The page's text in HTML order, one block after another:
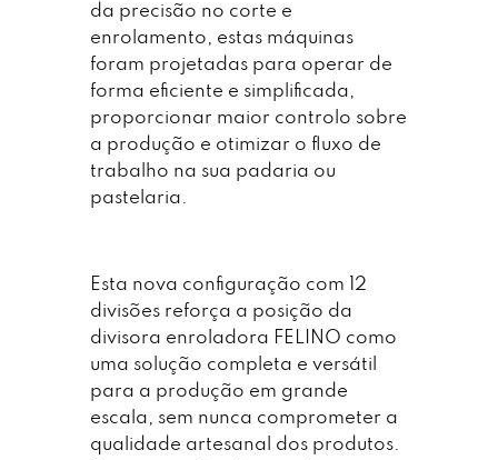
da precisão no corte e
enrolamento, estas máquinas
foram projetadas para operar de
forma eficiente e simplificada,
proporcionar maior controlo sobre
a produção e otimizar o fluxo de
trabalho na sua padaria ou
pastelaria.
Esta nova configuração com 12
divisões reforça a posição da
divisora enroladora FELINO como
uma solução completa e versátil
para a produção em grande
escala, sem nunca comprometer a
qualidade artesanal dos produtos.